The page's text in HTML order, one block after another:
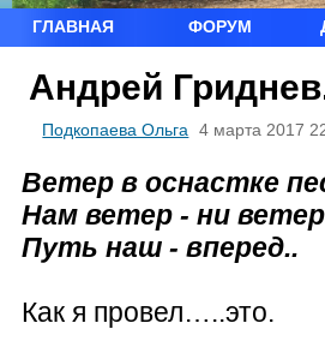
ГЛАВНАЯ ФОРУМ
Андрей
Подкопаева Ольга 4 марта 2017
Ветер в оснастке
Нам ветер - ни
Путь наш - вперед..
Как я провел…..это.